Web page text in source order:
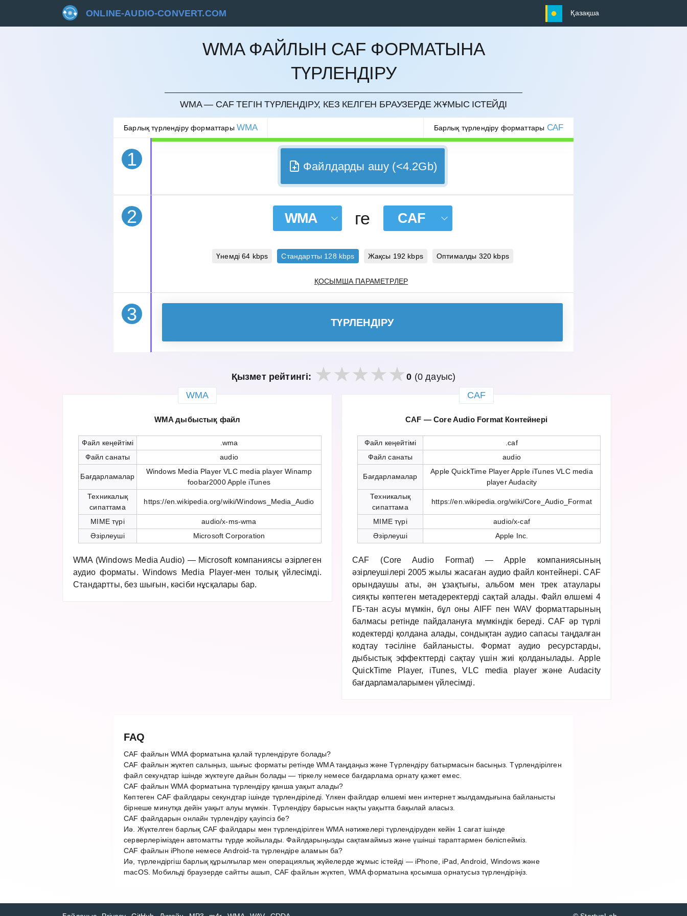
ONLINE-AUDIO-CONVERT.COM Қазақша
WMA ФАЙЛЫН CAF ФОРМАТЫНА
ТҮРЛЕНДІРУ
WMA — CAF ТЕГІН ТҮРЛЕНДІРУ, КЕЗ КЕЛГЕН БРАУЗЕРДЕ ЖҰМЫС ІСТЕЙДІ
Барлық түрлендіру форматтары WMA Барлық түрлендіру форматтары CAF
1
БОЛДЫРМАУ
Файлдарды ашу (<4.2Gb)
2 WMA ге CAF
Үнемді 64 kbps Стандартты 128 kbps Жақсы 192 kbps Оптималды 320 kbps
ҚОСЫМША ПАРАМЕТРЛЕР
3 ТҮРЛЕНДІРУ
Қызмет рейтингі: 0 (0 дауыс)
WMA
WMA дыбыстық файл
Файл кеңейтімі
.wma
Файл санаты
audio
Бағдарламалар
Windows Media Player VLC media player Winamp
foobar2000 Apple iTunes
Техникалық
сипаттама
https://en.wikipedia.org/wiki/Windows_Media_Audio
MIME түрі
audio/x-ms-wma
Әзірлеуші
Microsoft Corporation
WMA (Windows Media Audio) — Microsoft компаниясы әзірлеген
аудио форматы. Windows Media Player-мен толық үйлесімді.
Стандартты, без шығын, кәсіби нұсқалары бар.
CAF
CAF — Core Audio Format Контейнері
Файл кеңейтімі
.caf
Файл санаты
audio
Бағдарламалар
Apple QuickTime Player Apple iTunes VLC media
player Audacity
Техникалық
сипаттама
https://en.wikipedia.org/wiki/Core_Audio_Format
MIME түрі
audio/x-caf
Әзірлеуші
Apple Inc.
CAF (Core Audio Format) — Apple компаниясының
әзірлеушілері 2005 жылы жасаған аудио файл контейнері. CAF
орындаушы аты, ән ұзақтығы, альбом мен трек атаулары
сияқты көптеген метадеректерді сақтай алады. Файл өлшемі 4
ГБ-тан асуы мүмкін, бұл оны AIFF пен WAV форматтарының
балмасы ретінде пайдалануға мүмкіндік береді. CAF әр түрлі
кодектерді қолдана алады, сондықтан аудио сапасы таңдалған
кодтау тәсіліне байланысты. Формат аудио ресурстарды,
дыбыстық эффекттерді сақтау үшін жиі қолданылады. Apple
QuickTime Player, iTunes, VLC media player және Audacity
бағдарламаларымен үйлесімді.
FAQ
CAF файлын WMA форматына қалай түрлендіруге болады?
CAF файлын жүктеп салыңыз, шығыс форматы ретінде WMA таңдаңыз және Түрлендіру батырмасын басыңыз. Түрлендірілген
файл секундтар ішінде жүктеуге дайын болады — тіркелу немесе бағдарлама орнату қажет емес.
CAF файлын WMA форматына түрлендіру қанша уақыт алады?
Көптеген CAF файлдары секундтар ішінде түрлендіріледі. Үлкен файлдар өлшемі мен интернет жылдамдығына байланысты
бірнеше минутқа дейін уақыт алуы мүмкін. Түрлендіру барысын нақты уақытта бақылай аласыз.
CAF файлдарын онлайн түрлендіру қауіпсіз бе?
Иә. Жүктелген барлық CAF файлдары мен түрлендірілген WMA нәтижелері түрлендіруден кейін 1 сағат ішінде
серверлерімізден автоматты түрде жойылады. Файлдарыңызды сақтамаймыз және үшінші тараптармен бөліспейміз.
CAF файлын iPhone немесе Android-та түрлендіре аламын ба?
Иә, түрлендіргіш барлық құрылғылар мен операциялық жүйелерде жұмыс істейді — iPhone, iPad, Android, Windows және
macOS. Мобильді браузерде сайтты ашып, CAF файлын жүктеп, WMA форматына қосымша орнатусыз түрлендіріңіз.